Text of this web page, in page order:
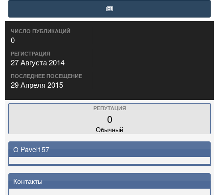
ЧИСЛО ПУБЛИКАЦИЙ
0
РЕГИСТРАЦИЯ
27 Августа 2014
ПОСЛЕДНЕЕ ПОСЕЩЕНИЕ
29 Апреля 2015
РЕПУТАЦИЯ
0
Обычный
О Pavel157
Контакты